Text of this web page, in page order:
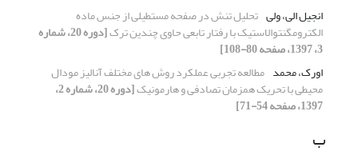
انجیل الی، ولی تحلیل تنش در صفحه مستطیلی از جنس ماده
الکترومگنتوالاستیک با رفتار تابعی حاوی چندین ترک [دوره 20، شماره
3، 1397، صفحه 80-108]
اورک، محمد مطالعه تجربی عملکرد روش های مختلف آنالیز مودال
محیطی با تحریک همزمان تصادفی و هارمونیک [دوره 20، شماره 2،
1397، صفحه 54-71]
ب